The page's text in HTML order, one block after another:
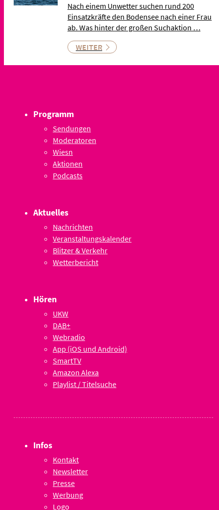
Nach einem Unwetter suchen rund 200
Einsatzkräfte den Bodensee nach einer Frau
ab. Was hinter der großen Suchaktion …
WEITER
Programm
Sendungen
Moderatoren
Wiesn
Aktionen
Podcasts
Aktuelles
Nachrichten
Veranstaltungskalender
Blitzer & Verkehr
Wetterbericht
Hören
UKW
DAB+
Webradio
App (iOS und Android)
SmartTV
Amazon Alexa
Playlist / Titelsuche
Infos
Kontakt
Newsletter
Presse
Werbung
Logo